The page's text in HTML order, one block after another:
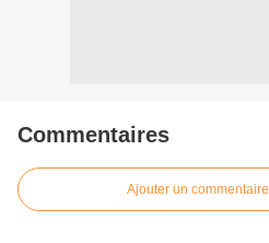
Commentaires
Ajouter un commentaire